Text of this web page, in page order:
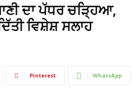
ਦਾ ਪੱਧਰ ਚੜ੍ਹਿਆ,
ਵਿਸ਼ੇਸ਼ ਸਲਾਹ
Pinterest WhatsApp